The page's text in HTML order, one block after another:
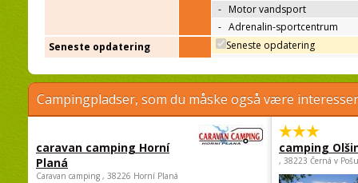
- Motor vandsport
- Adrenalin-sportcentrum
Seneste opdatering
Seneste opdatering
Campingpladser, som du måske også være
caravan camping Horní
Planá
Caravan camping , 38226 Horní Planá
camping
, 38223 Černá v